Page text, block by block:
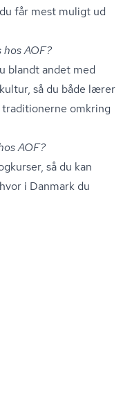
får mest muligt ud
AOF?
blandt andet med
så du både lærer
omkring
AOF?
så du kan
i Danmark du